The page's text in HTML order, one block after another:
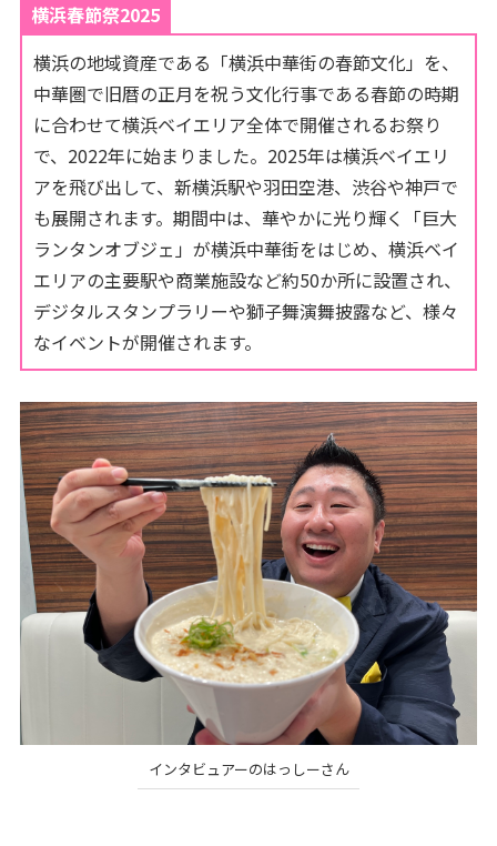
横浜春節祭2025
横浜の地域資産である「横浜中華街の春節文化」を、
中華圏で旧暦の正月を祝う文化行事である春節の時期
に合わせて横浜ベイエリア全体で開催されるお祭り
で、2022年に始まりました。2025年は横浜ベイエリ
アを飛び出して、新横浜駅や羽田空港、渋谷や神戸で
も展開されます。期間中は、華やかに光り輝く「巨大
ランタンオブジェ」が横浜中華街をはじめ、横浜ベイ
エリアの主要駅や商業施設など約50か所に設置され、
デジタルスタンプラリーや獅子舞演舞披露など、様々
なイベントが開催されます。
インタビュアーのはっしーさん